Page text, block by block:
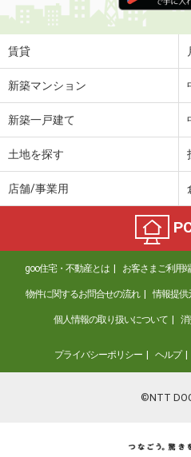
賃貸
新築マンション
新築一戸建て
土地を探す
店舗/事業用
goo住宅・不動産とは お客さまご利用
物件に関するお問合せの流れ 情報提供
個人情報の取り扱いについて
プライバシーポリシー ヘルプ
©NTT